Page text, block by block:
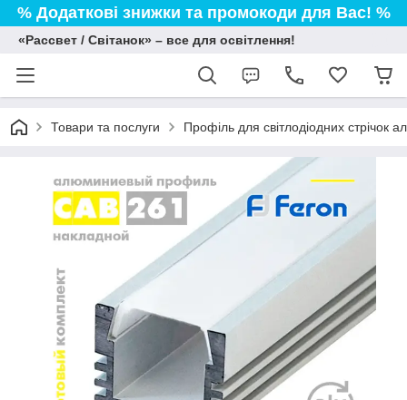
% Додаткові знижки та промокоди для Вас! %
«Рассвет / Світанок» – все для освітлення!
Товари та послуги Профіль для світлодіодних стрічок